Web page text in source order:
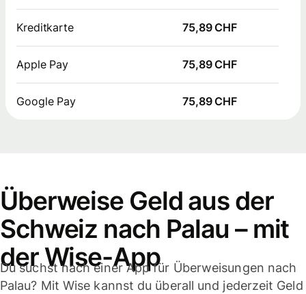
Kreditkarte 75,89 CHF
Apple Pay 75,89 CHF
Google Pay 75,89 CHF
Überweise Geld aus der
Schweiz nach Palau – mit
der Wise-App
Du suchst nach einer App für Überweisungen nach
Palau? Mit Wise kannst du überall und jederzeit Geld